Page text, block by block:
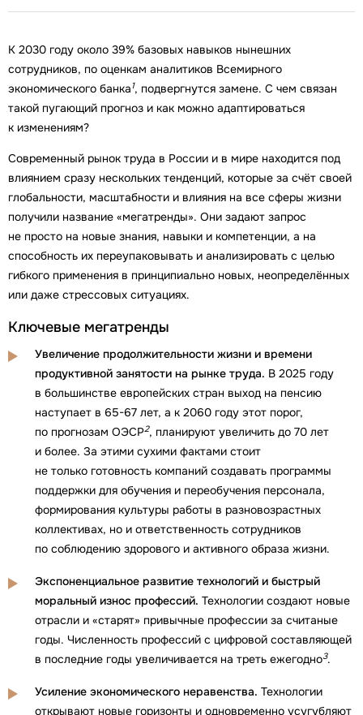
К 2030 году около 39% базовых навыков нынешних
сотрудников, по оценкам аналитиков Всемирного
экономического банка1, подвергнутся замене. С чем связан
такой пугающий прогноз и как можно адаптироваться
к изменениям?
Современный рынок труда в России и в мире находится под
влиянием сразу нескольких тенденций, которые за счёт своей
глобальности, масштабности и влияния на все сферы жизни
получили название «мегатренды». Они задают запрос
не просто на новые знания, навыки и компетенции, а на
способность их переупаковывать и анализировать с целью
гибкого применения в принципиально новых, неопределённых
или даже стрессовых ситуациях.
Ключевые мегатренды
Увеличение продолжительности жизни и времени
продуктивной занятости на рынке труда. В 2025 году
в большинстве европейских стран выход на пенсию
наступает в 65-67 лет, а к 2060 году этот порог,
по прогнозам ОЭСР2, планируют увеличить до 70 лет
и более. За этими сухими фактами стоит
не только готовность компаний создавать программы
поддержки для обучения и переобучения персонала,
формирования культуры работы в разновозрастных
коллективах, но и ответственность сотрудников
по соблюдению здорового и активного образа жизни.
Экспоненциальное развитие технологий и быстрый
моральный износ профессий. Технологии создают новые
отрасли и «старят» привычные профессии за считаные
годы. Численность профессий с цифровой составляющей
в последние годы увеличивается на треть ежегодно3.
Усиление экономического неравенства. Технологии
открывают новые горизонты и одновременно усугубляют